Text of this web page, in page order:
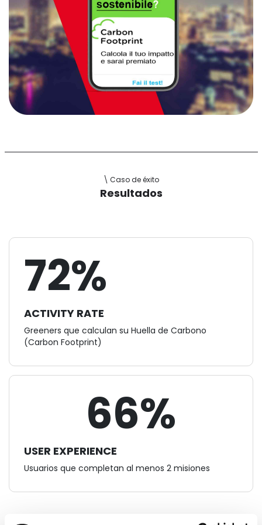
\ Caso de éxito
Resultados
72%
ACTIVITY RATE
Greeners que calculan su Huella de Carbono
(Carbon Footprint)
66%
USER EXPERIENCE
Usuarios que completan al menos 2 misiones